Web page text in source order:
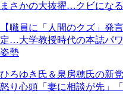
まさかの大抜擢…クビにな
【職員に「人間のクズ」発
定…大学教授時代の本誌パ
姿勢
ひろゆき氏＆泉房穂氏の新
怒り心頭「妻に相談が先」